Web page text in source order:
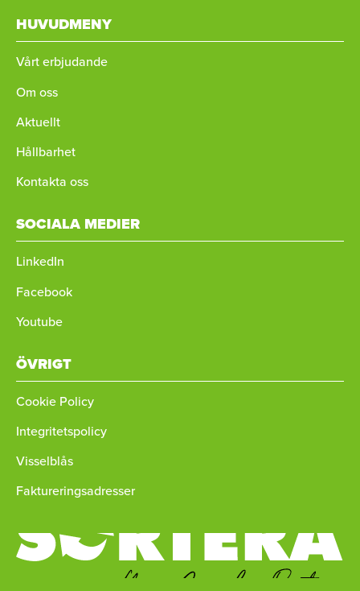
HUVUDMENY
Vårt erbjudande
Om oss
Aktuellt
Hållbarhet
Kontakta oss
SOCIALA MEDIER
LinkedIn
Facebook
Youtube
ÖVRIGT
Cookie Policy
Integritetspolicy
Visselblås
Faktureringsadresser